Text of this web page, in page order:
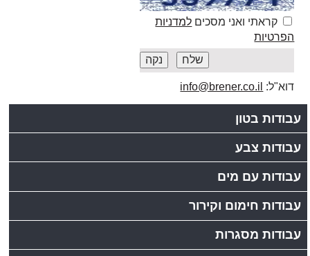
קראתי ואני מסכים למדניות
הפרטיות
דוא"ל: info@brener.co.il
עבודות בטון
עבודות צבע
עבודות עם מים
עבודות חימום וקירור
עבודות מסגרות